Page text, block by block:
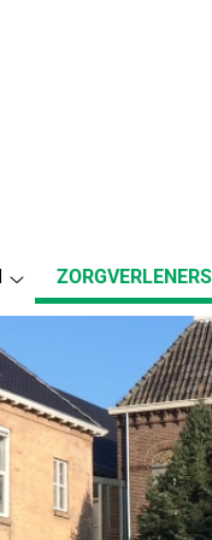
Gezondheidscentrum
ZORGVERLENERS